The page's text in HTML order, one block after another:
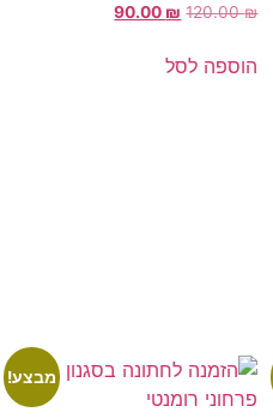
120.00₪
90.00 ₪
הוספה לסל
מבצע!